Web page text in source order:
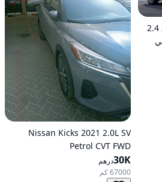
هوندا أوديسي جي 2018 2.4
Nissan Kicks 2021 2.0L SV
Petrol CVT FWD
30Kدرهم
67000 كم